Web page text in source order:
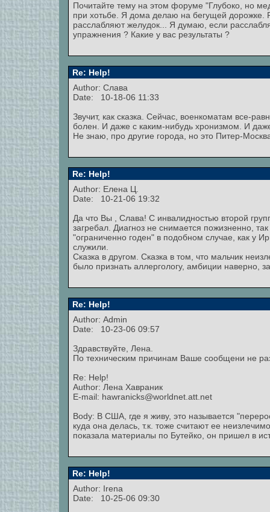
Почитайте тему на этом форуме "Глубоко, но
при хотьбе. Я дома делаю на бегущей дорожке.
расслабляют желудок... Я думаю, если
упражнения ? Какие у вас результаты ?
Re: Help!
Author: Слава
Date: 10-18-06 11:33
Звучит, как сказка. Сейчас, военкоматам все-
болен. И даже с каким-нибудь хронизмом. И
Не знаю, про другие города, но это Питер-
Re: Help!
Author: Елена Ц.
Date: 10-21-06 19:32
Да что Вы , Слава! С инвалидностью второй
загребал. Диагноз не снимается пожизненно,
"ограниченно годен" в подобном случае, как у
служили.
Сказка в другом. Сказка в том, что мальчик
было признать аллергологу, амбиции наверно,
Re: Help!
Author: Admin
Date: 10-23-06 09:57
Здравствуйте, Лена.
По техническим причинам Ваше сообщени не
Re: Help!
Author: Лена Хавраник
E-mail: hawranicks@worldnet.att.net
Body: В США, где я живу, это называется
куда она делась, т.к. тоже считают ее
показала материалы по Бутейко, он пришел в
Re: Help!
Author: Irena
Date: 10-25-06 09:30